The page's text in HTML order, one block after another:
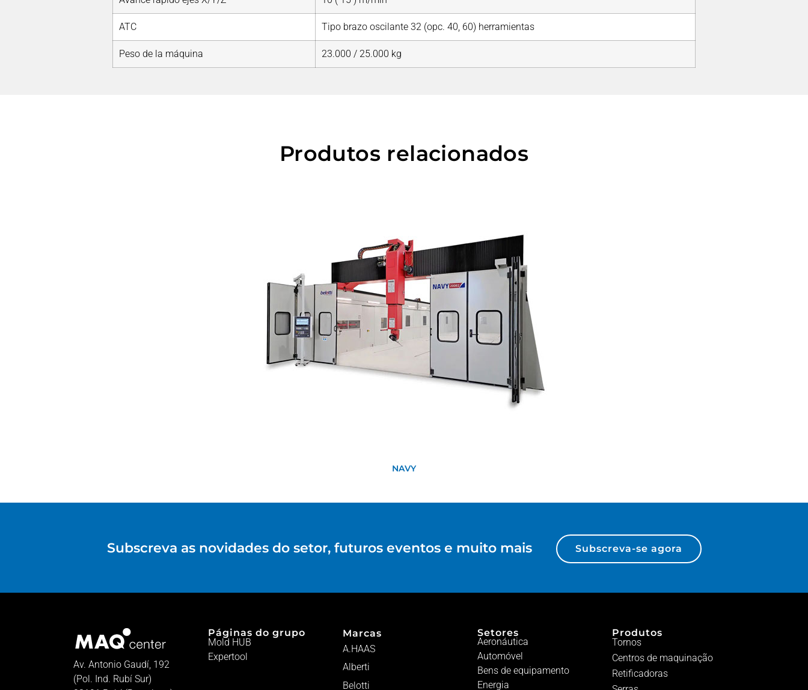
ATC Tipo brazo oscilante 32 (opc. 40, 60) herramientas
Peso de la máquina 23.000 / 25.000 kg
Produtos relacionados
NAVY
Subscreva as novidades do setor, futuros eventos e muito mais Subscreva-se agora
Av. Antonio Gaudí, 192
(Pol. Ind. Rubí Sur)
Páginas do grupo
Mold HUB
Expertool
Marcas
A.HAAS
Alberti
Belotti
Setores
Aeronáutica
Automóvel
Bens de equipamento
Energia
Produtos
Tornos
Centros de maquinação
Retificadoras